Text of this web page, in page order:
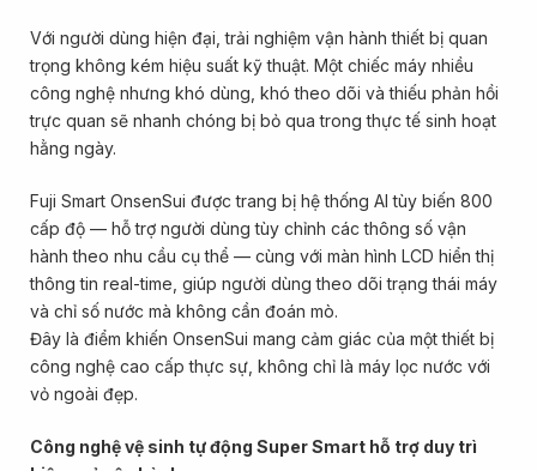
Với người dùng hiện đại, trải nghiệm vận hành thiết bị quan
trọng không kém hiệu suất kỹ thuật. Một chiếc máy nhiều
công nghệ nhưng khó dùng, khó theo dõi và thiếu phản hồi
trực quan sẽ nhanh chóng bị bỏ qua trong thực tế sinh hoạt
hằng ngày.
Fuji Smart OnsenSui được trang bị hệ thống AI tùy biến 800
cấp độ — hỗ trợ người dùng tùy chỉnh các thông số vận
hành theo nhu cầu cụ thể — cùng với màn hình LCD hiển thị
thông tin real-time, giúp người dùng theo dõi trạng thái máy
và chỉ số nước mà không cần đoán mò.
Đây là điểm khiến OnsenSui mang cảm giác của một thiết bị
công nghệ cao cấp thực sự, không chỉ là máy lọc nước với
vỏ ngoài đẹp.
Công nghệ vệ sinh tự động Super Smart hỗ trợ duy trì